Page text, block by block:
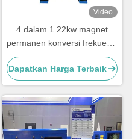
Video
4 dalam 1 22kw magnet
permanen konversi frekuensi
sekrup kompresor udara
untuk mesin pemotong laser
Dapatkan Harga Terbaik